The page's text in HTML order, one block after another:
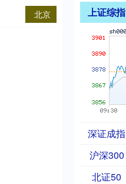
北京 上证综指
深证成指
沪深300
北证50